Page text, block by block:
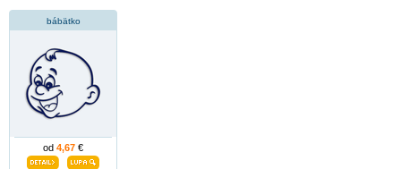
bábätko
od 4,67 €